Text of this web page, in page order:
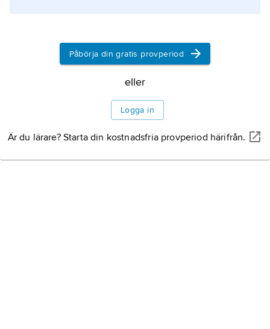
Påbörja din gratis provperiod
eller
Logga in
Är du lärare? Starta din kostnadsfria provperiod härifrån.